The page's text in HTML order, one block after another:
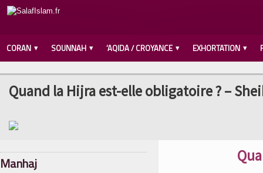
CORAN SOUNNAH ‘AQIDA / CROYANCE EXHORTATION
Quand la Hijra est-elle obligatoire ? –
Manhaj